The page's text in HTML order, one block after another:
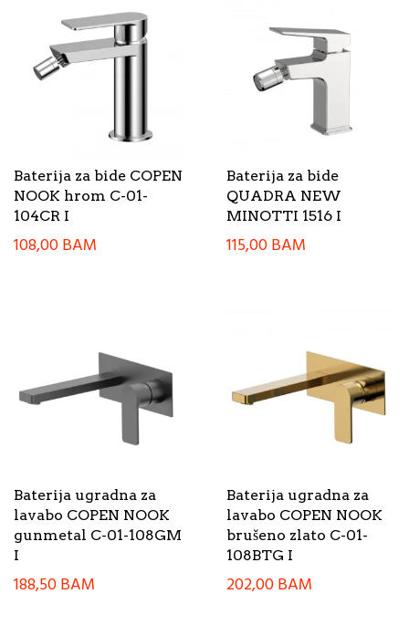
Baterija za bide COPEN
NOOK hrom C-01-
104CR I
108,00BAM
Baterija za bide
QUADRA NEW
MINOTTI 1516 I
115,00BAM
Baterija ugradna za
lavabo COPEN NOOK
gunmetal C-01-108GM
I
188,50BAM
Baterija ugradna za
lavabo COPEN NOOK
brušeno zlato C-01-
108BTG I
202,00BAM